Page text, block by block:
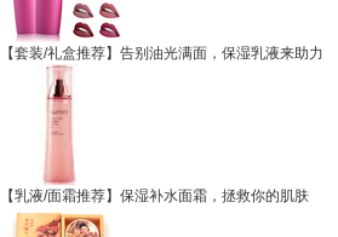
【套装/礼盒推荐】告别油光满面，保湿乳液来助力
【乳液/面霜推荐】保湿补水面霜，拯救你的肌肤